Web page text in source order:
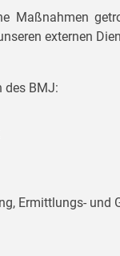
Maßnahmen
externen
des BMJ:
Ermittlungs- und